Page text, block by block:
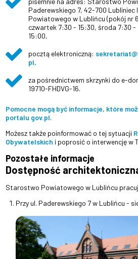
Paderewskiego 7, 42-700 Lubliniec
Powiatowego w Lublińcu (pokój nr
czwartek 7:30 - 15:30, środa 7:30 -
15:00,
pocztą elektroniczną:
pl,
za pośrednictwem skrzynki do e-
19710-FHDVG-16.
Pomocne mogą być informacje, które
portalu gov.pl.
Możesz także poinformować o tej sytuacji
Obywatelskich i poprosić o interwencję w
Pozostałe informacje
Dostępność
Starostwo Powiatowego w Lublińcu
Przy ul. Paderewskiego 7 w Lublińcu -